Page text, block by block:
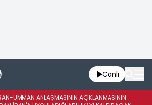
Canlı
UMMAN ANLAŞMASININ AÇIKLANMASININ